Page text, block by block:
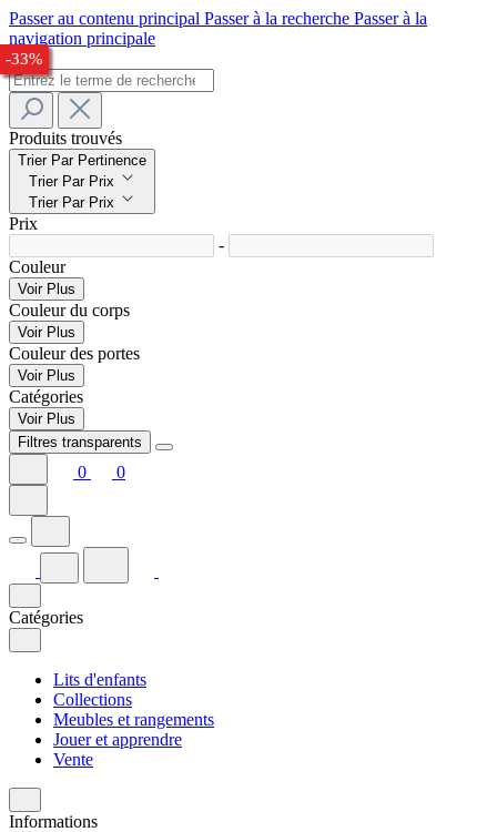
Passer au contenu principal Passer à la recherche Passer à la
navigation principale
Produits trouvés
Trier Par Pertinence
Trier Par Prix
Trier Par Prix
Prix
-
Couleur
Voir Plus
Couleur du corps
Voir Plus
Couleur des portes
Voir Plus
Catégories
Voir Plus
Filtres transparents
0 0
Catégories
Lits d'enfants
Collections
Meubles et rangements
Jouer et apprendre
Vente
Informations
-31%
-24%
-27%
-29%
-32%
-33%